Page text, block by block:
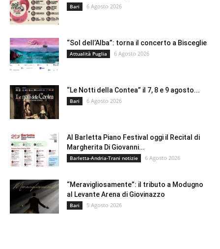
Bari 6 Agosto 2026
“Sol dell’Alba”: torna il concerto a Bisceglie
Attualità Puglia 6 Agosto 2026
“Le Notti della Contea” il 7, 8 e 9 agosto...
Bari 6 Agosto 2026
Al Barletta Piano Festival oggi il Recital di
Margherita Di Giovanni...
Barletta-Andria-Trani notizie 6 Agosto 2026
“Meravigliosamente”: il tributo a Modugno
al Levante Arena di Giovinazzo
Bari 5 Agosto 2026